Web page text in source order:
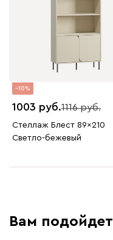
10
1003 1116
Стеллаж Блест 89x210
Светло-бежевый
Вам подойдет